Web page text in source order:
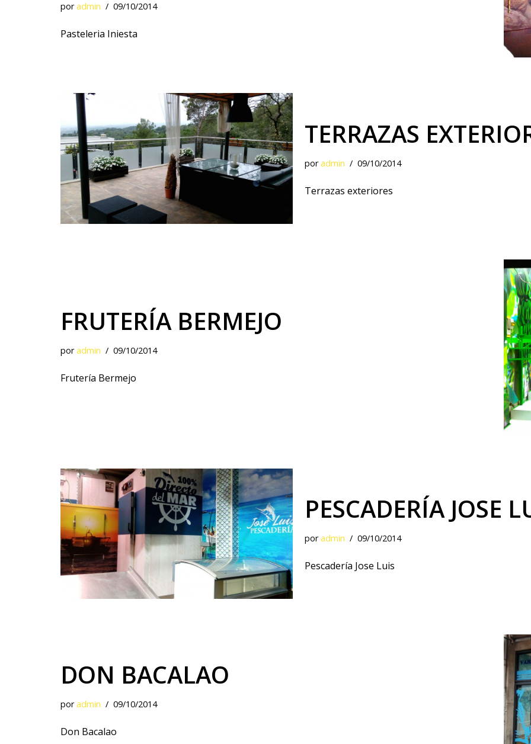
poradmin 09/10/2014
Pasteleria Iniesta
TERRAZAS
poradmin 09/10/2014
Terrazas exteriores
FRUTERÍA BERMEJO
poradmin 09/10/2014
Frutería Bermejo
PESCADERÍA JOSE
poradmin 09/10/2014
Pescadería Jose Luis
DON BACALAO
poradmin 09/10/2014
Don Bacalao